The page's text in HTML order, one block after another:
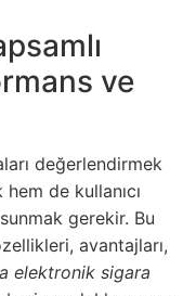
ve
değerlendirmek
de kullanıcı
gerekir. Bu
avantajları,
elektronik sigara